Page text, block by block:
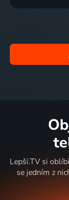
Lepší.TV si
se jedním z